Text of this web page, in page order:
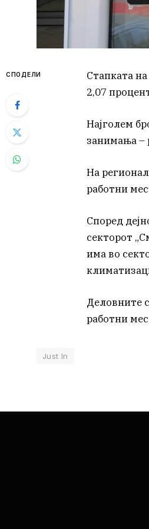
СПОДЕЛИ
Стапката
2,07
Најголем
занимања –
На
работни
Според
секторот
има во
Деловните
работни
Just In